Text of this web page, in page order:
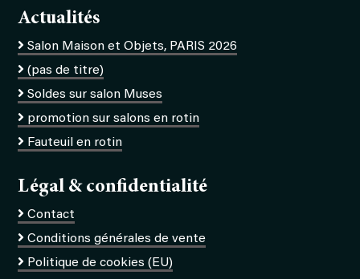
Actualités
Salon Maison et Objets, PARIS 2026
(pas de titre)
Soldes sur salon Muses
promotion sur salons en rotin
Fauteuil en rotin
Légal & confidentialité
Contact
Conditions générales de vente
Politique de cookies (EU)